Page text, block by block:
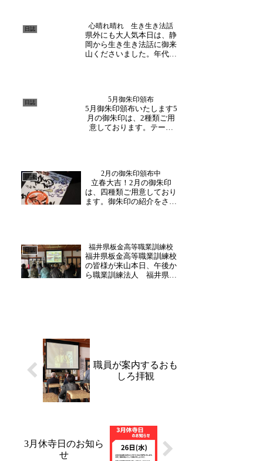
歴史の中でも、それ以来と
なる歴史的一日でした。そ
の幕開けは、修理が完了
し...
日誌 心晴れ晴れ 生き生き法話
県外にも大人気本日は、静
岡から生き生き法話に御来
山くださいました。年代問
おかげさま」法話の中で必
ず仰るお言葉。皆様終始聞
き入っておられるご様子
で...
日誌 5月御朱印頒布
5月御朱印頒布いたします5
月の御朱印は、2種類ご用
意しております。テーマ
日を設けておりますので、
ぜひお誘い合わせの上、ご
来山ください。
日誌 2月の御朱印頒布中
立春大吉！2月の御朱印
は、四種類ご用意しており
ます。御朱印の紹介をさせ
分会の限定御朱印です！テ
ーマ【雪】通常サイズ禅語
【瑞雪】テーマ【スイセ
ン】見...
日誌 福井県板金高等職業訓練校
福井県板金高等職業訓練校
の皆様が来山本日、午後か
ら職業訓練法人 福井県板
理現場を間近に見学した
職員が案内するおも
しろ拝観
3月休寺日のお知ら
せ